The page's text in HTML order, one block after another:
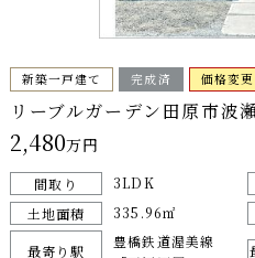
新築一戸建て 完成済 価格変更
リーブルガーデン田原市
2,480万円
間取り 3LDK
土地面積
335.96㎡
最寄り駅
豊橋鉄道渥美線